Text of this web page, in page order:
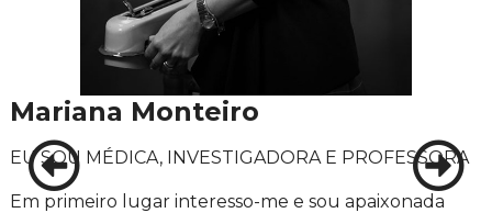
Mariana Monteiro
EU SOU MÉDICA, INVESTIGADORA E PROFESSORA
Em primeiro lugar interesso-me e sou apaixonada